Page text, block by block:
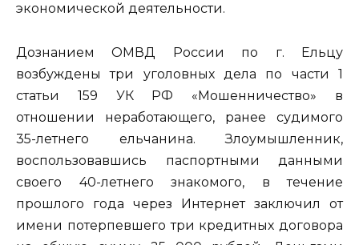
экономической деятельности.
Дознанием ОМВД России по г. Ельцу
возбуждены три уголовных дела по части 1
статьи 159 УК РФ «Мошенничество» в
отношении неработающего, ранее судимого
35-летнего ельчанина. Злоумышленник,
воспользовавшись паспортными данными
своего 40-летнего знакомого, в течение
прошлого года через Интернет заключил от
имени потерпевшего три кредитных договора